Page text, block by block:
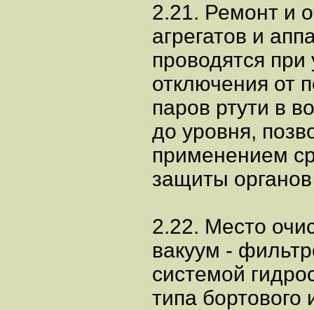
2.21. Ремонт и
агрегатов и
проводятся при
отключения от
паров ртути в
до уровня,
применением
защиты
2.22. Место
вакуум -
системой
типа бортового